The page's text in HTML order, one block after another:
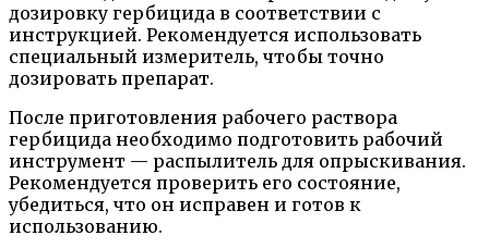
дозировку гербицида в соответствии с
инструкцией. Рекомендуется использовать
специальный измеритель, чтобы точно
дозировать препарат.
После приготовления рабочего раствора
гербицида необходимо подготовить рабочий
инструмент — распылитель для опрыскивания.
Рекомендуется проверить его состояние,
убедиться, что он исправен и готов к
использованию.